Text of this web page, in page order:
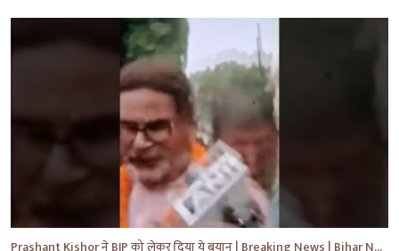
Prashant Kishor ने BJP को लेकर दिया ये बयान | Breaking News | Bihar News | #shorts #yt #biharnews